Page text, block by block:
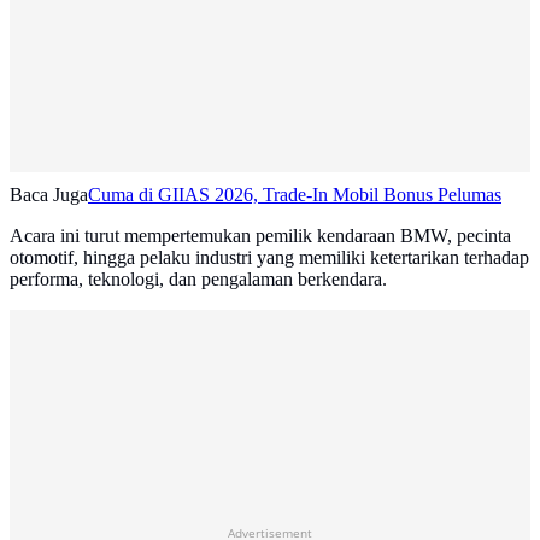
Baca JugaCuma di GIIAS 2026, Trade-In Mobil Bonus Pelumas
Acara ini turut mempertemukan pemilik kendaraan BMW, pecinta
otomotif, hingga pelaku industri yang memiliki ketertarikan terhadap
performa, teknologi, dan pengalaman berkendara.
Advertisement